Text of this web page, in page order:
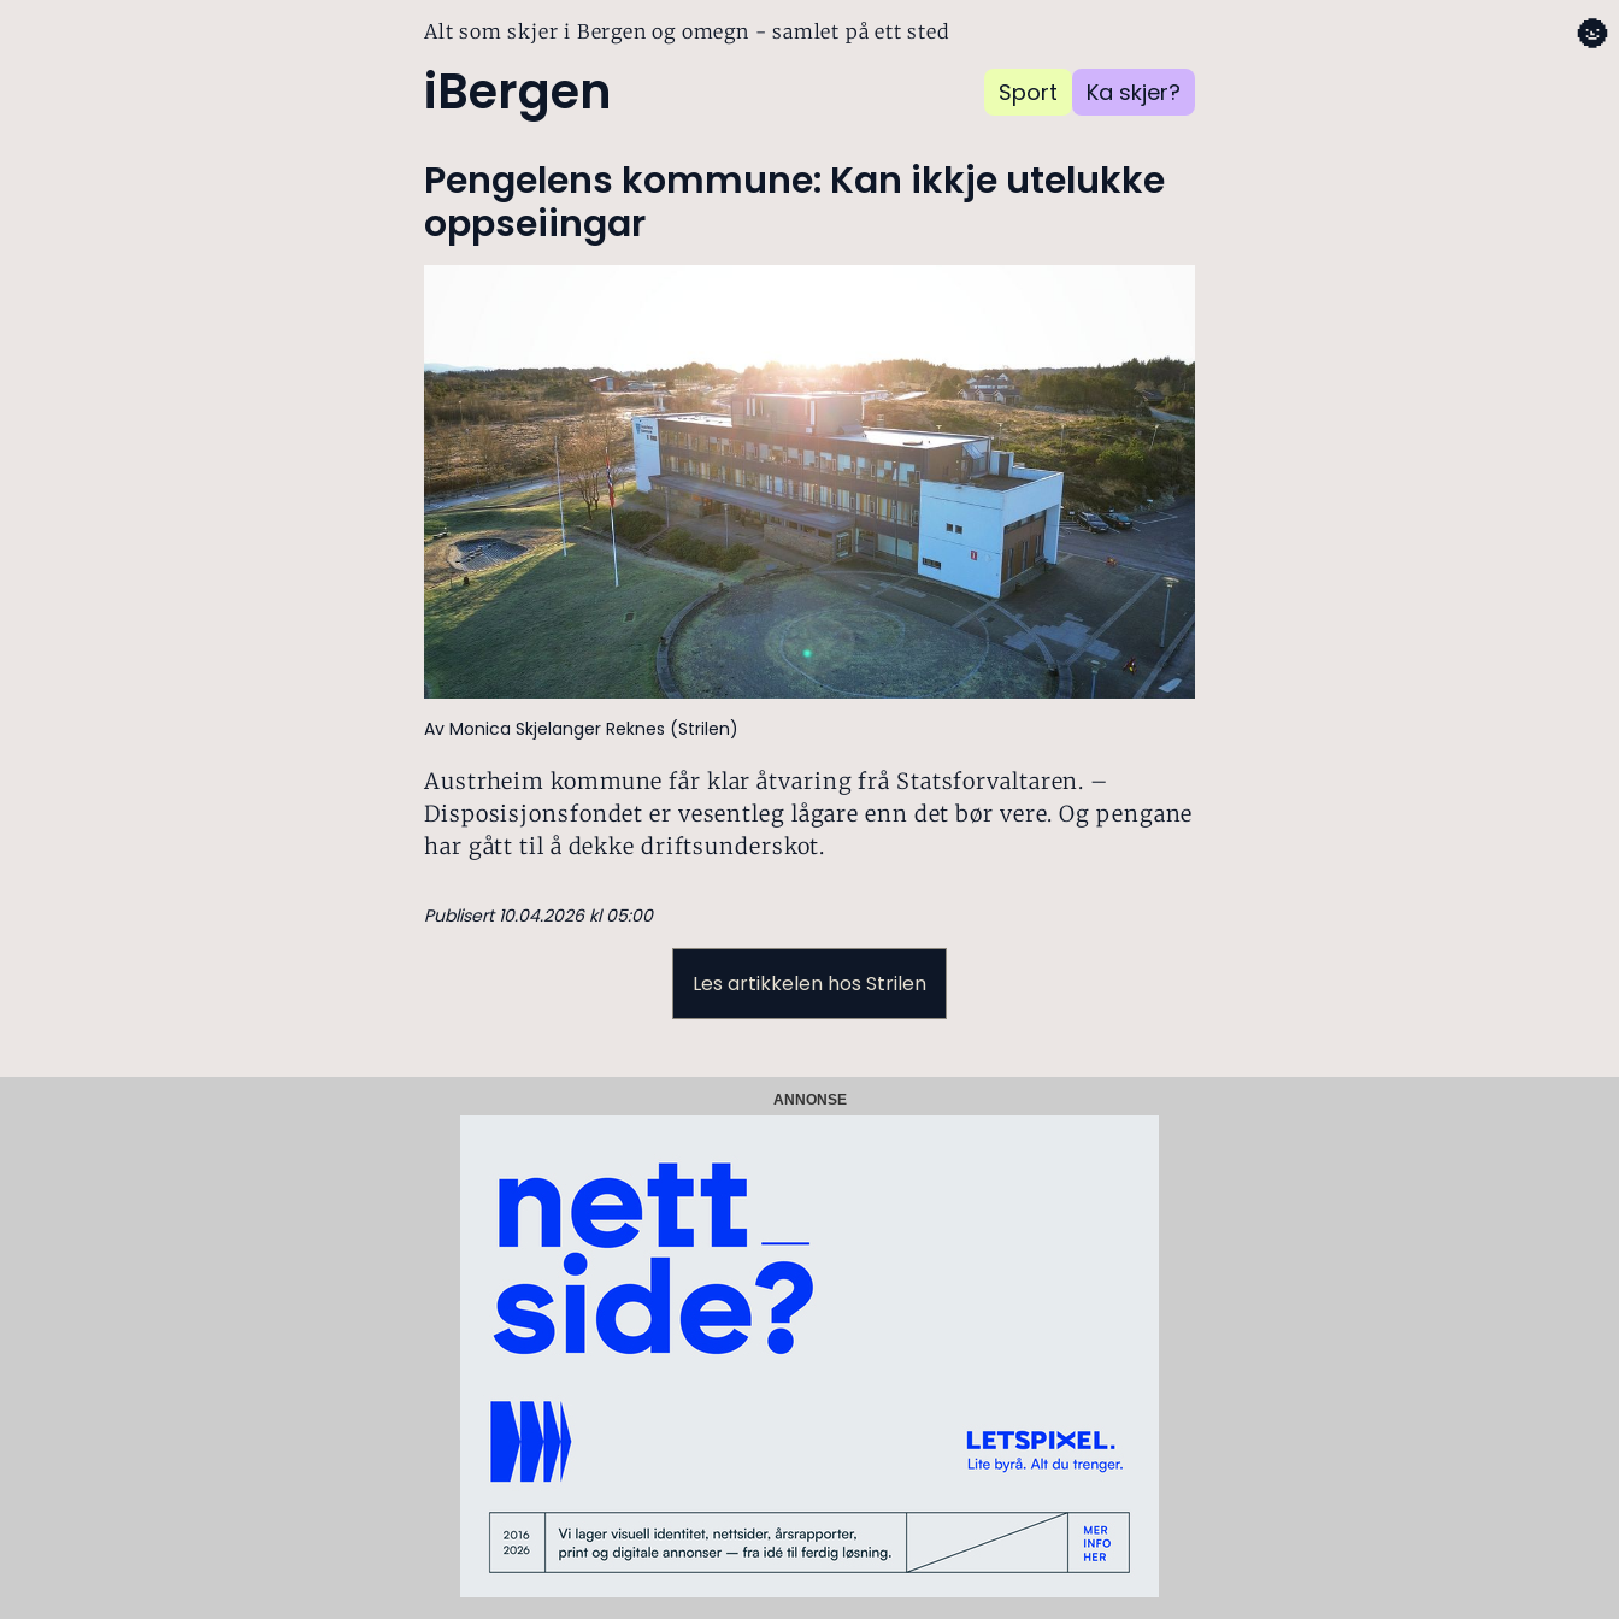
Alt som skjer i Bergen og omegn - samlet på ett sted
iBergen Sport Ka skjer?
🌚
Pengelens kommune: Kan ikkje utelukke
oppseiingar
Av Monica Skjelanger Reknes (Strilen)
Austrheim kommune får klar åtvaring frå Statsforvaltaren. –
Disposisjonsfondet er vesentleg lågare enn det bør vere. Og pengane
har gått til å dekke driftsunderskot.
Publisert 10.04.2026 kl 05:00
Les artikkelen hos Strilen
ANNONSE